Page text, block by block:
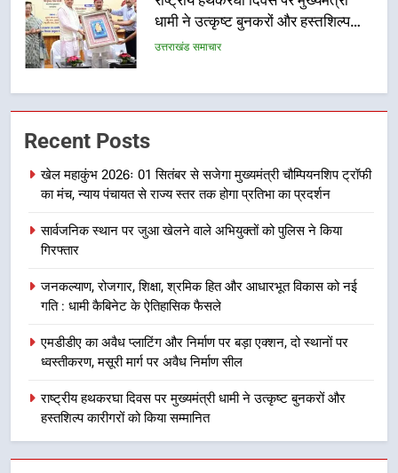
फेरबदल, नई कार्यकारिणी और समितियों
का गठन
उत्तराखंड समाचार
7
भर्ती
उत्तराखंड समाचार
दिल्ली-देहरादून आर्थिक कॉरिडोर से जुड़ी
का डीएम ने किया निरीक्षण; समयबद्ध एवं
गुणवत्तापूर्ण निर्माण सुनिश्चित करने के
नहींः डीएम
उत्तराखंड समाचार
खेल महाकुंभ 2026ः 01 सितंबर से सजेगा
न्याय पंचायत से राज्य स्तर तक होगा
प्रतिभा का प्रदर्शन
उत्तराखंड समाचार
Recent Posts
खेल महाकुंभ 2026ः 01 सितंबर से सजेगा मुख्यमंत्री चौम्पियनशिप ट्रॉफी
का मंच, न्याय पंचायत से राज्य स्तर तक होगा प्रतिभा का प्रदर्शन
सार्वजनिक स्थान पर जुआ खेलने वाले अभियुक्तों को पुलिस ने किया
गिरफ्तार
जनकल्याण, रोजगार, शिक्षा, श्रमिक हित और आधारभूत विकास को नई
गति : धामी कैबिनेट के ऐतिहासिक फैसले
एमडीडीए का अवैध प्लाटिंग और निर्माण पर बड़ा एक्शन, दो स्थानों पर
ध्वस्तीकरण, मसूरी मार्ग पर अवैध निर्माण सील
राष्ट्रीय हथकरघा दिवस पर मुख्यमंत्री धामी ने उत्कृष्ट बुनकरों और
हस्तशिल्प कारीगरों को किया सम्मानित